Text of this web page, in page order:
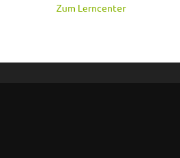
Zum Lerncenter